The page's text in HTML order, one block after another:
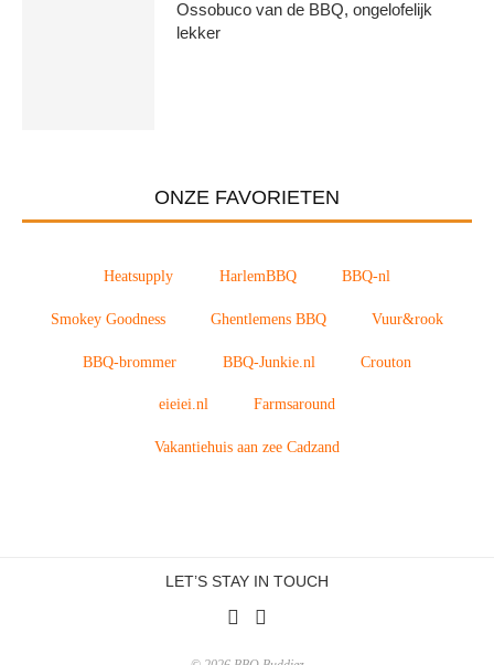
Ossobuco van de BBQ, ongelofelijk
lekker
ONZE FAVORIETEN
Heatsupply HarlemBBQ BBQ-nl
Smokey Goodness Ghentlemens BBQ Vuur&rook
BBQ-brommer BBQ-Junkie.nl Crouton
eieiei.nl Farmsaround
Vakantiehuis aan zee Cadzand
LET’S STAY IN TOUCH